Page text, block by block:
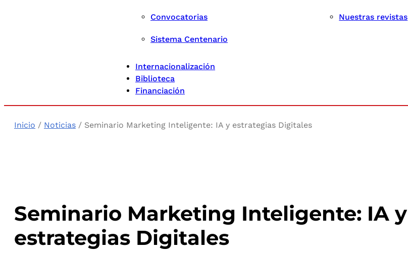
Convocatorias Nuestras revistas
Sistema Centenario
Internacionalización
Biblioteca
Financiación
Inicio / Noticias / Seminario Marketing Inteligente: IA y estrategias Digitales
Seminario Marketing Inteligente: IA y
estrategias Digitales